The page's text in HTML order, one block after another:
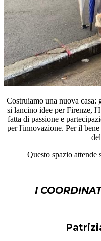
Costruiamo una nuova
si lancino idee per Firenze,
fatta di passione e
per l'innovazione. Per il
Questo spazio
I